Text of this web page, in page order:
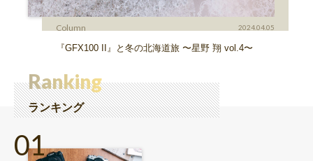
Column 2024.04.05
『GFX100 II』と冬の北海道旅 〜星野 翔 vol.4〜
Ranking
ランキング